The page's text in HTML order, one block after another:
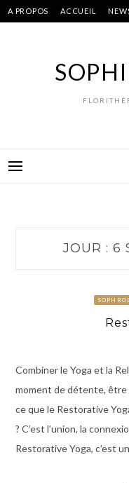
Skip
to
A PROPOS ACCUEIL
JOUR : 6
Combiner le Yoga et la
moment de détente, être
ce que le Restorative
? C’est l’union, la
Restorative Yoga, c’est